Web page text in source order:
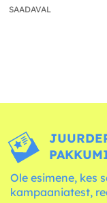
SAADAVAL
Ole esimene, kes
kampaaniatest,